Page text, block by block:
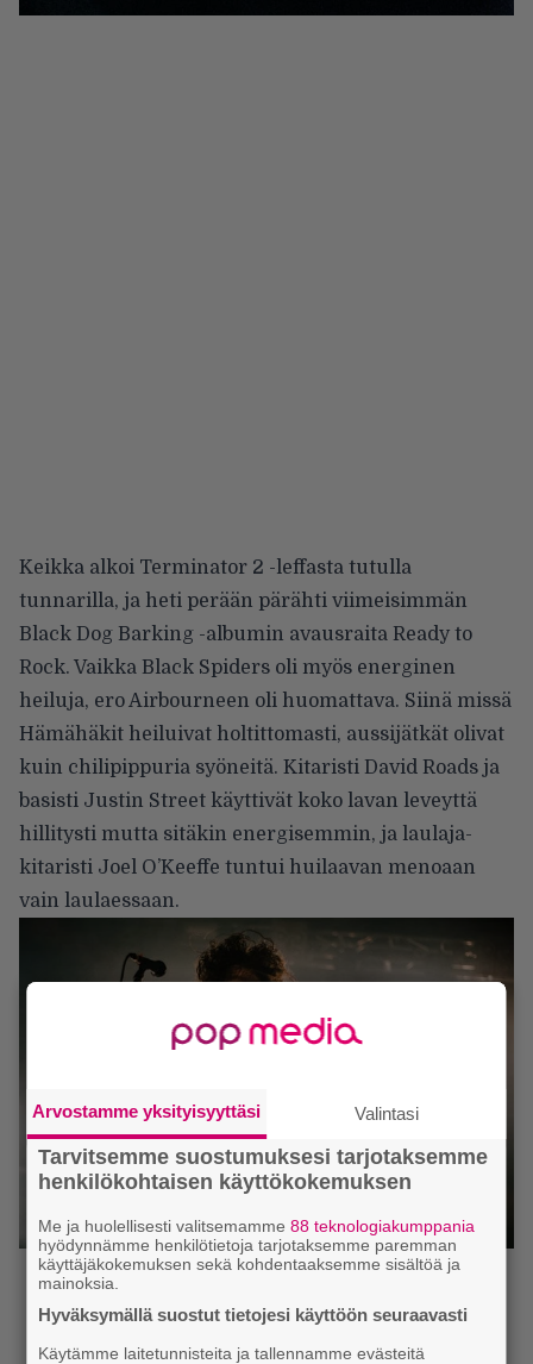
Keikka alkoi Terminator 2 -leffasta tutulla
tunnarilla, ja heti perään pärähti viimeisimmän
Black Dog Barking -albumin avausraita Ready to
Rock. Vaikka Black Spiders oli myös energinen
heiluja, ero Airbourneen oli huomattava. Siinä missä
Hämähäkit heiluivat holtittomasti, aussijätkät olivat
kuin chilipippuria syöneitä. Kitaristi David Roads ja
basisti Justin Street käyttivät koko lavan leveyttä
hillitysti mutta sitäkin energisemmin, ja laulaja-
kitaristi Joel O’Keeffe tuntui huilaavan menoaan
vain laulaessaan.
Arvostamme yksityisyyttäsi Valintasi
Tarvitsemme suostumuksesi tarjotaksemme
henkilökohtaisen käyttökokemuksen
Me ja huolellisesti valitsemamme88 teknologiakumppania
hyödynnämme henkilötietoja tarjotaksemme paremman
käyttäjäkokemuksen sekä kohdentaaksemme sisältöä ja
mainoksia.
Hyväksymällä suostut tietojesi käyttöön seuraavasti
Käytämme laitetunnisteita ja tallennamme evästeitä